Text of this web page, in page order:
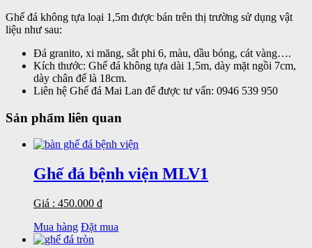
Ghế đá không tựa loại 1,5m được bán trên thị trường sử dụng vật
liệu như sau:
Đá granito, xi măng, sắt phi 6, màu, dầu bóng, cát vàng….
Kích thước: Ghế đá không tựa dài 1,5m, dày mặt ngồi 7cm,
dày chân đế là 18cm.
Liên hệ Ghế đá Mai Lan để được tư vấn: 0946 539 950
Sản phẩm liên quan
Ghế đá bệnh viện MLV1
Giá : 450.000 đ
Mua hàng Đặt mua